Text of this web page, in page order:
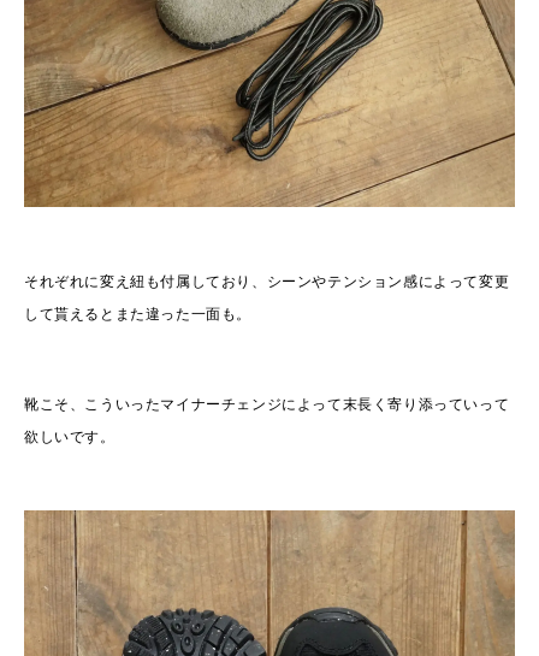
それぞれに変え紐も付属しており、シーンやテンション感によって変更
して貰えるとまた違った一面も。
靴こそ、こういったマイナーチェンジによって末長く寄り添っていって
欲しいです。